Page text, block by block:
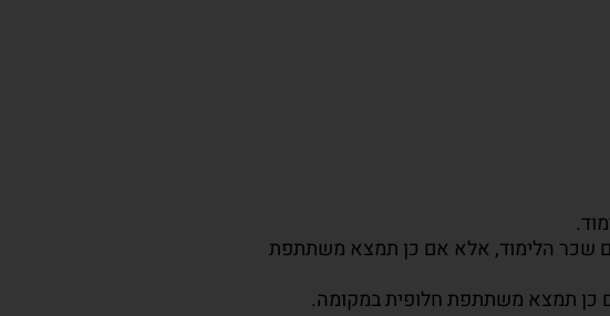
יום עיון, מכל סיבה שהיא, תחויב המשתתפת ב-50% מתשלום שכר הלימוד, אלא אם כן תמצא משתתפת
כן תמצא משתתפת חלופית במקומה.